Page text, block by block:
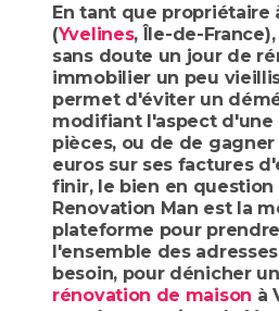
En tant que propriétaire
(Yvelines, Île-de-
sans doute un jour de
immobilier un peu
permet d'éviter un
modifiant l'aspect d'une
pièces, ou de de
euros sur ses factures
finir, le bien en question
Renovation Man est la
plateforme pour
l'ensemble des
besoin, pour dénicher
rénovation de maison à